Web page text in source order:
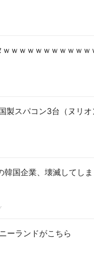
ｗｗｗｗｗｗｗｗｗｗ
製スパコン3台（ヌリ
韓国企業、壊滅してし
ーランドがこちら